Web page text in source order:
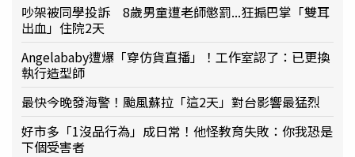
吵架被同學投訴 8歲男童遭老師懲罰...狂搧巴掌「雙耳
出血」住院2天
Angelababy遭爆「穿仿貨直播」！工作室認了：已更換
執行造型師
最快今晚發海警！颱風蘇拉「這2天」對台影響最猛烈
好市多「1沒品行為」成日常！他怪教育失敗：你我恐是
下個受害者